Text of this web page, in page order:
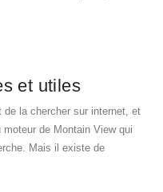
et utiles
de la chercher sur internet, et
de Montain View qui
Mais il existe de